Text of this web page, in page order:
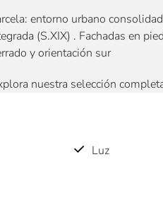
entorno urbano
(S.XIX) . Fachadas en
y orientación sur
nuestra selección
Luz